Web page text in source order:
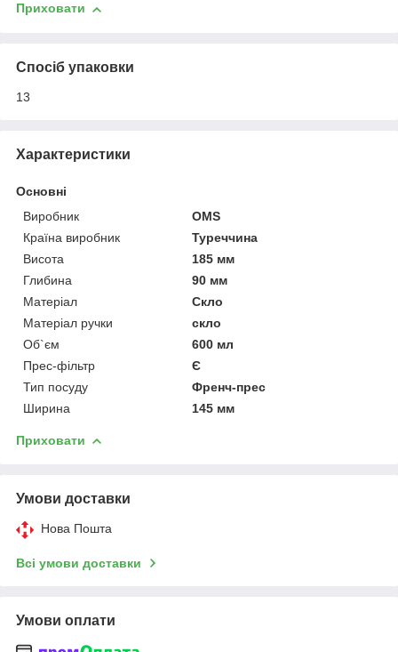
Приховати
Спосіб упаковки
13
Характеристики
Основні
Виробник
OMS
Країна виробник
Туреччина
Висота
185 мм
Глибина
90 мм
Матеріал
Скло
Матеріал ручки
скло
Об`єм
600 мл
Прес-фільтр
Є
Тип посуду
Френч-прес
Ширина
145 мм
Приховати
Умови доставки
Нова Пошта
Всі умови доставки
Умови оплати